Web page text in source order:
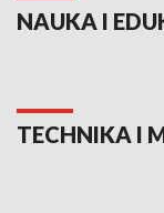
NAUKA I
TECHNIKA I